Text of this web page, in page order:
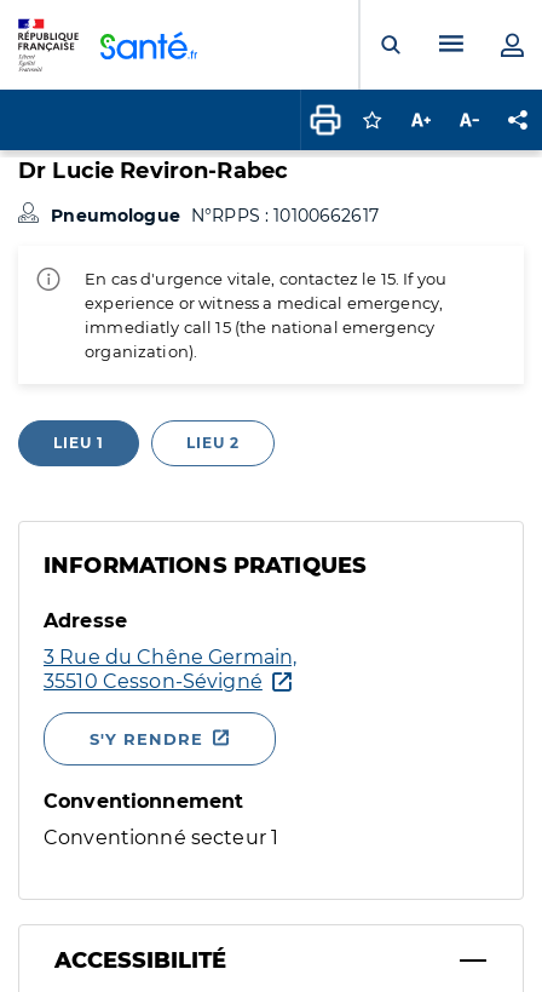
Ouvrir laMenu
Connectez-vous
Augmenter la
Dr Lucie Reviron-Rabec
Pneumologue N°RPPS : 10100662617
En cas d'urgence vitale, contactez le 15. If you
experience or witness a medical emergency,
immediatly call 15 (the national emergency
organization).
LIEU 1 LIEU 2
INFORMATIONS PRATIQUES
Adresse
3 Rue du Chêne Germain,
35510 Cesson-Sévigné
S'Y RENDRE
Conventionnement
Conventionné secteur 1
ACCESSIBILITÉ